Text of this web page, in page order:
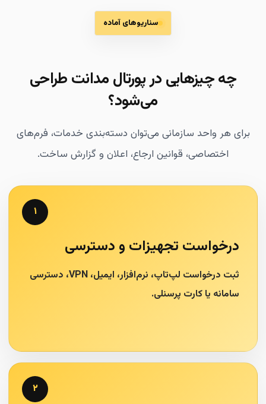
سناریوهای آماده
چه چیزهایی در پورتال مدانت طراحی
می‌شود؟
برای هر واحد سازمانی می‌توان دسته‌بندی خدمات، فرم‌های
اختصاصی، قوانین ارجاع، اعلان و گزارش ساخت.
۱
درخواست تجهیزات و دسترسی
ثبت درخواست لپ‌تاپ، نرم‌افزار، ایمیل، VPN، دسترسی
سامانه یا کارت پرسنلی.
۲